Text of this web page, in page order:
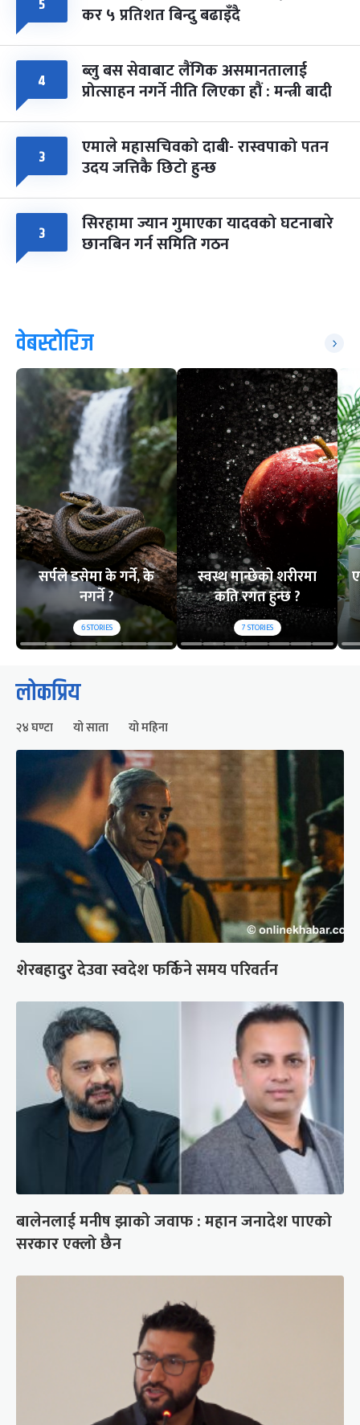
कर ५ प्रतिशत बिन्दु बढाइँदै
४ ब्लु बस सेवाबाट लैंगिक असमानतालाई
प्रोत्साहन नगर्ने नीति लिएका हौं : मन्त्री बादी
३ एमाले महासचिवको दाबी- रास्वपाको पतन
उदय जत्तिकै छिटो हुन्छ
३ सिरहामा ज्यान गुमाएका यादवको घटनाबारे
छानबिन गर्न समिति गठन
वेबस्टोरिज
सर्पले डसेमा के गर्ने, के
नगर्ने ?
6STORIES
स्वस्थ मान्छेको शरीरमा
कति रगत हुन्छ ?
7STORIES
लोकप्रिय
२४ घण्टा यो साता यो महिना
शेरबहादुर देउवा स्वदेश फर्किने समय परिवर्तन
बालेनलाई मनीष झाको जवाफ : महान जनादेश पाएको
सरकार एक्लो छैन